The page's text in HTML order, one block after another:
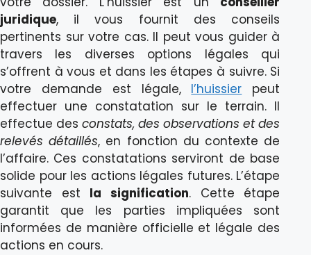
juridique, il vous fournit des conseils
pertinents sur votre cas. Il peut vous guider à
travers les diverses options légales qui
s’offrent à vous et dans les étapes à suivre. Si
votre demande est légale, l’huissier peut
effectuer une constatation sur le terrain. Il
effectue desconstats, des observations et des
relevés détaillés, en fonction du contexte de
l’affaire. Ces constatations serviront de base
solide pour les actions légales futures. L’étape
suivante est la signification. Cette étape
garantit que les parties impliquées sont
informées de manière officielle et légale des
actions en cours.